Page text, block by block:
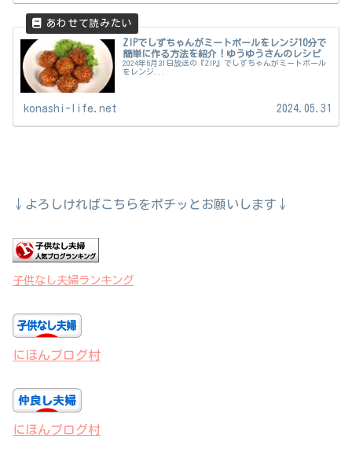
ZIPでしずちゃんがミートボールをレンジ10分で
簡単に作る方法を紹介！ゆうゆうさんのレシピ
2024年5月31日放送の『ZIP』でしずちゃんがミートボール
をレンジ...
konashi-life.net 2024.05.31
↓よろしければこちらをポチッとお願いします↓
子供なし夫婦ランキング
にほんブログ村
にほんブログ村